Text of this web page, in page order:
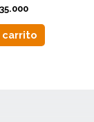
carrito